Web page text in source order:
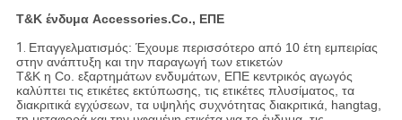
T&K ένδυμα Accessories.Co., ΕΠΕ
1. Επαγγελματισμός: Έχουμε περισσότερο από 10 έτη εμπειρίας
στην ανάπτυξη και την παραγωγή των ετικετών
T&K η Co. εξαρτημάτων ενδυμάτων, ΕΠΕ κεντρικός αγωγός
καλύπτει τις ετικέτες εκτύπωσης, τις ετικέτες πλυσίματος, τα
διακριτικά εγχύσεων, τα υψηλής συχνότητας διακριτικά, hangtag,